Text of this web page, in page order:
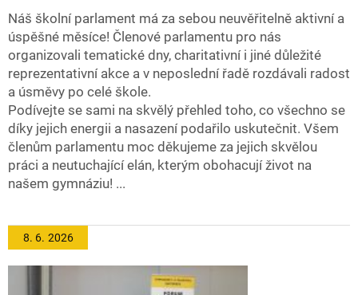
Náš školní parlament má za sebou neuvěřitelně aktivní a
úspěšné měsíce! Členové parlamentu pro nás
organizovali tematické dny, charitativní i jiné důležité
reprezentativní akce a v neposlední řadě rozdávali radost
a úsměvy po celé škole.
Podívejte se sami na skvělý přehled toho, co všechno se
díky jejich energii a nasazení podařilo uskutečnit. Všem
členům parlamentu moc děkujeme za jejich skvělou
práci a neutuchající elán, kterým obohacují život na
našem gymnáziu! ...
8. 6. 2026